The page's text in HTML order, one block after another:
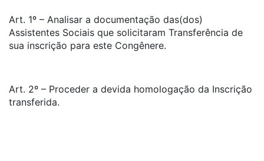
Art. 1º – Analisar a documentação das(dos)
Assistentes Sociais que solicitaram Transferência de
sua inscrição para este Congênere.
Art. 2º – Proceder a devida homologação da Inscrição
transferida.